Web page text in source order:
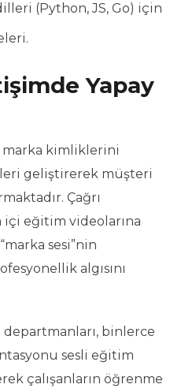
(Python, JS, Go) için
Yapay
kimliklerini
geliştirerek müşteri
Çağrı
eğitim videolarına
sesi”nin
algısını
binlerce
sesli eğitim
çalışanların öğrenme